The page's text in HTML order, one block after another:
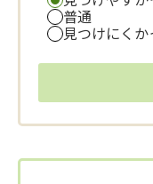
普通
見つけにくか